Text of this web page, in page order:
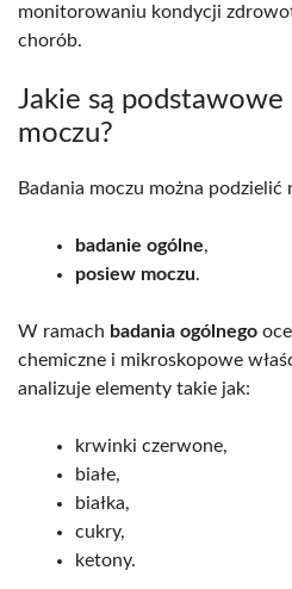
monitorowaniu kondycji
chorób.
Jakie są podstawowe
moczu?
Badania moczu można podzielić
badanie ogólne,
posiew moczu.
W ramach badania ogólnego
chemiczne i mikroskopowe
analizuje elementy takie jak:
krwinki czerwone,
białe,
białka,
cukry,
ketony.